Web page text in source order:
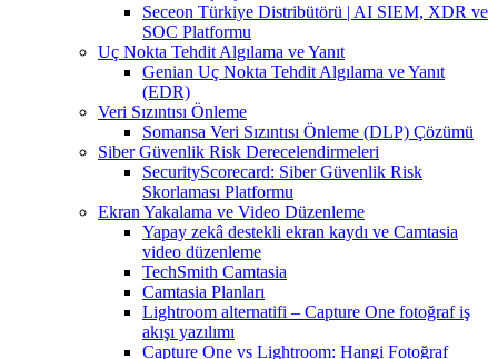
Seceon Türkiye Distribütörü | AI SIEM, XDR ve
SOC Platformu
Uç Nokta Tehdit Algılama ve Yanıt
Genian Uç Nokta Tehdit Algılama ve Yanıt
(EDR)
Veri Sızıntısı Önleme
Somansa Veri Sızıntısı Önleme (DLP) Çözümü
Siber Güvenlik Risk Derecelendirmeleri
SecurityScorecard: Siber Güvenlik Risk
Skorlaması Platformu
Ekran Yakalama ve Video Düzenleme
Yapay zekâ destekli ekran kaydı ve Camtasia
video düzenleme
TechSmith Camtasia
Camtasia Planları
Lightroom alternatifi – Capture One fotoğraf iş
akışı yazılımı
Capture One vs Lightroom: Hangi Fotoğraf